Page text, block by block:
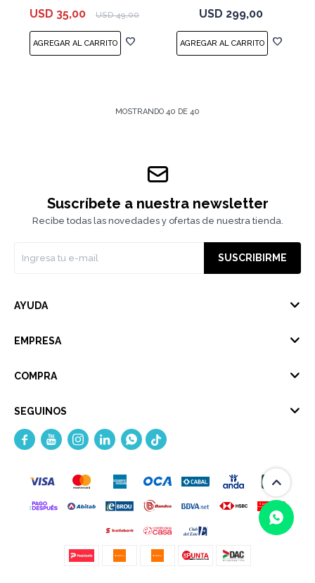
USD 35,00 USD 49,00 USD 299,00
MOSTRANDO 40 DE 40
Suscríbete a nuestra newsletter
Recibe todas las novedades y ofertas de nuestra tienda.
SUSCRIBIRME
AYUDA
EMPRESA
COMPRA
SEGUINOS
    